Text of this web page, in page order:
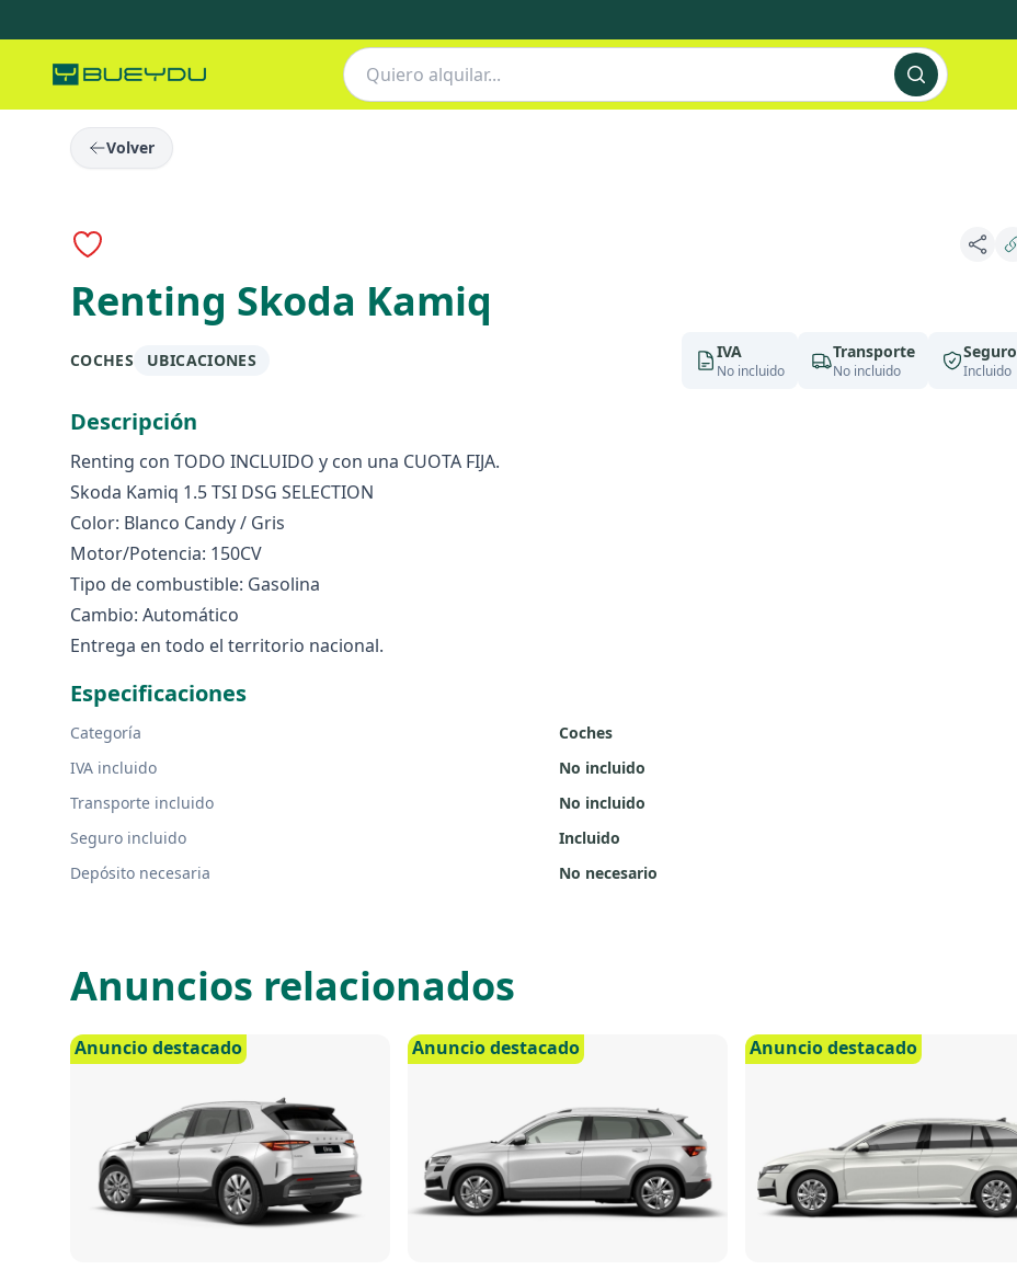
Volver
Renting Skoda Kamiq
COCHES UBICACIONES IVA
No incluido
Transporte
No incluido
Seguro
Incluido
Descripción
Renting con TODO INCLUIDO y con una CUOTA FIJA.
Skoda Kamiq 1.5 TSI DSG SELECTION
Color: Blanco Candy / Gris
Motor/Potencia: 150CV
Tipo de combustible: Gasolina
Cambio: Automático
Entrega en todo el territorio nacional.
Especificaciones
Categoría
Coches
IVA incluido
No incluido
Transporte incluido
No incluido
Seguro incluido
Incluido
Depósito necesaria
No necesario
Anuncios relacionados
Anuncio destacado Anuncio destacado Anuncio destacado